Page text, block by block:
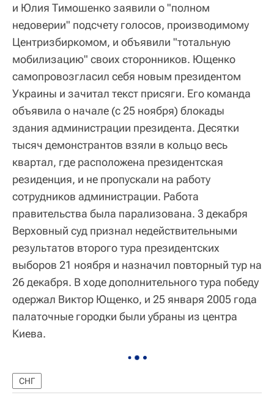
и Юлия Тимошенко заявили о "полном
недоверии" подсчету голосов, производимому
Центризбиркомом, и объявили "тотальную
мобилизацию" своих сторонников. Ющенко
самопровозгласил себя новым президентом
Украины и зачитал текст присяги. Его команда
объявила о начале (с 25 ноября) блокады
здания администрации президента. Десятки
тысяч демонстрантов взяли в кольцо весь
квартал, где расположена президентская
резиденция, и не пропускали на работу
сотрудников администрации. Работа
правительства была парализована. 3 декабря
Верховный суд признал недействительными
результатов второго тура президентских
выборов 21 ноября и назначил повторный тур на
26 декабря. В ходе дополнительного тура победу
одержал Виктор Ющенко, и 25 января 2005 года
палаточные городки были убраны из центра
Киева.
СНГ